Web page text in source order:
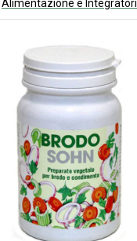
Alimentazione e Integratori